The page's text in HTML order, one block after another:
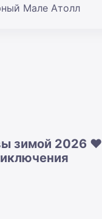
Мале Атолл
зимой 2026 ❤️